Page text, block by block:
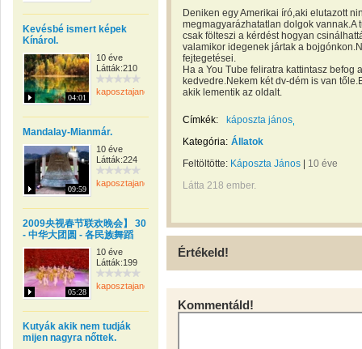
Kevésbé ismert képek
Kínárol.
04:01
10 éve
Látták:210
kaposztajanos
Mandalay-Mianmár.
09:59
10 éve
Látták:224
kaposztajanos
2009央视春节联欢晚会】 30
- 中华大团圆 - 各民族舞蹈
05:28
10 éve
Látták:199
kaposztajanos
Kutyák akik nem tudják
mijen nagyra nőttek.
Deniken egy Amerikai író,aki elutazott
megmagyarázhatatlan dolgok vannak.A
csak fölteszi a kérdést hogyan
valamikor idegenek jártak a
fejtegetései.
Ha a You Tube feliratra kattintasz
kedvedre.Nekem két dv-dém is van
akik lementik az oldalt.
Címkék:
káposzta jános
Kategória: Állatok
Feltöltötte: Káposzta János
10 éve
Látta 218 ember.
Értékeld!
Kommentáld!